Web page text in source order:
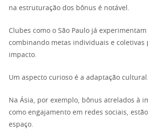
na estruturação dos bônus é notável.
Clubes como o São Paulo já
combinando metas individuais e coletivas
impacto.
Um aspecto curioso é a adaptação cultural.
Na Ásia, por exemplo, bônus atrelados à
como engajamento em redes sociais,
espaço.